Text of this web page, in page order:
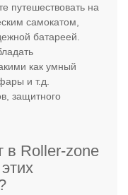
путешествовать на
самокатом,
батареей.
как умный
и т.д.
защитного
в Roller-zone